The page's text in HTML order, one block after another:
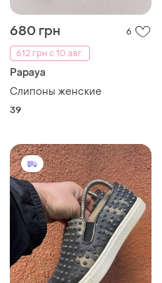
680 грн
6
612 грн с 10 авг.
Papaya
Слипоны женские
39